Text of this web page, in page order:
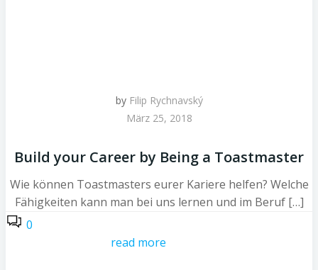
by Filip Rychnavský
März 25, 2018
Build your Career by Being a Toastmaster
Wie können Toastmasters eurer Kariere helfen? Welche
Fähigkeiten kann man bei uns lernen und im Beruf […]
0
read more